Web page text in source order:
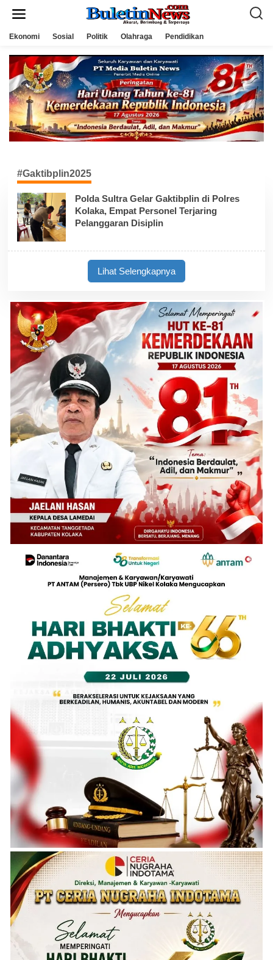
Ekonomi Sosial Politik Olahraga Pendidikan
#Gaktibplin2025
Polda Sultra Gelar Gaktibplin di Polres
Kolaka, Empat Personel Terjaring
Pelanggaran Disiplin
Lihat Selengkapnya